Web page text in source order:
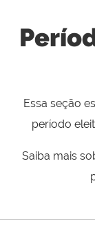
Essa seção
período
Saiba mais